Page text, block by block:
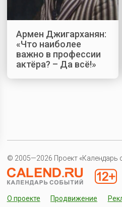
Армен Джигарханян:
«Что наиболее
важно в профессии
актёра? – Да всё!»
© 2005—2026 Проект «Календарь
О проекте Продвижение